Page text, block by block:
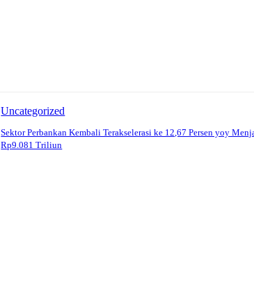
Uncategorized
Sektor Perbankan Kembali Terakselerasi ke 12,67 Persen yoy
Rp9.081 Triliun